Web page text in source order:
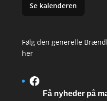
Se kalenderen
Følg den generelle
her
Facebook
Få nyheder på